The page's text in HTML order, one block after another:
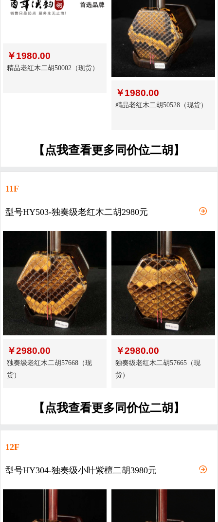
￥1980.00
精品老红木二胡50002（现货）
￥1980.00
精品老红木二胡50528（现货）
【点我查看更多同价位二胡】
11F
型号HY503-独奏级老红木二胡2980元
￥2980.00
独奏级老红木二胡57668（现
货）
￥2980.00
独奏级老红木二胡57665（现
货）
【点我查看更多同价位二胡】
12F
型号HY304-独奏级小叶紫檀二胡3980元